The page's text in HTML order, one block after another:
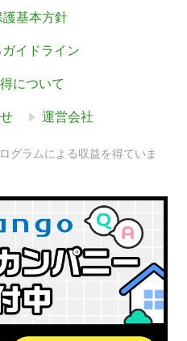
基本方針
イドライン
について
運営会社
グラムによる収益を得ていま